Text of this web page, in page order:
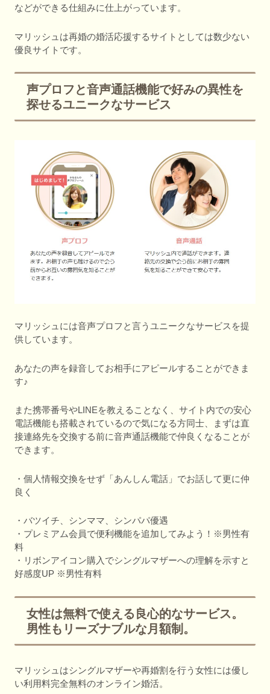
などができる仕組みに仕上がっています。
マリッシュは再婚の婚活応援するサイトとしては数少ない
優良サイトです。
声プロフと音声通話機能で好みの異性を
探せるユニークなサービス
マリッシュには音声プロフと言うユニークなサービスを提
供しています。
あなたの声を録音してお相手にアピールすることができま
す♪
また携帯番号やLINEを教えることなく、サイト内での安心
電話機能も搭載されているので気になる方同士、まずは直
接連絡先を交換する前に音声通話機能で仲良くなることが
できます。
・個人情報交換をせず「あんしん電話」でお話して更に仲
良く
・バツイチ、シンママ、シンパパ優遇
・プレミアム会員で便利機能を追加してみよう！※男性有
料
・リボンアイコン購入でシングルマザーへの理解を示すと
好感度UP ※男性有料
女性は無料で使える良心的なサービス。
男性もリーズナブルな月額制。
マリッシュはシングルマザーや再婚割を行う女性には優し
い利用料完全無料のオンライン婚活。